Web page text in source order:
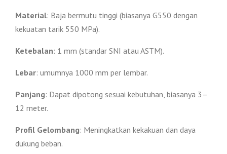
0
.
Material: Baja bermutu tinggi (biasanya G550 dengan
kekuatan tarik 550 MPa).
Ketebalan: 1 mm (standar SNI atau ASTM).
Lebar: umumnya 1000 mm per lembar.
Panjang: Dapat dipotong sesuai kebutuhan, biasanya 3–
12 meter.
Profil Gelombang: Meningkatkan kekakuan dan daya
dukung beban.